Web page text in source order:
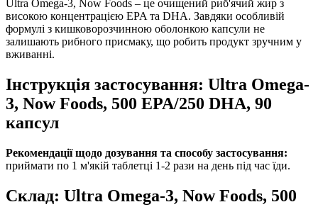
Ultra Omega-3, Now Foods – це очищений риб'ячий жир з
високою концентрацією EPA та DHA. Завдяки особливій
формулі з кишковорозчинною оболонкою капсули не
залишають рибного присмаку, що робить продукт зручним у
вживанні.
Інструкція застосування: Ultra Omega-
3, Now Foods, 500 EPA/250 DHA, 90
капсул
Рекомендації щодо дозування та способу застосування:
приймати по 1 м'якій таблетці 1-2 рази на день під час їди.
Склад: Ultra Omega-3, Now Foods, 500